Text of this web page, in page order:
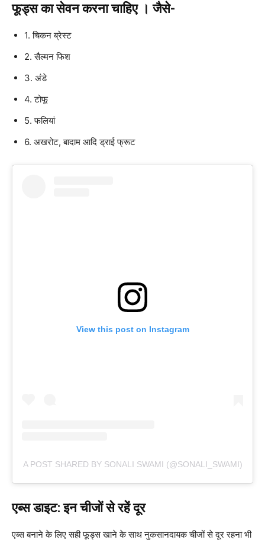
फूड्स का सेवन करना चाहिए । जैसे-
1. चिकन ब्रेस्ट
2. सैल्मन फिश
3. अंडे
4. टोफू
5. फलियां
6. अखरोट, बादाम आदि ड्राई फ्रूट
View this post on Instagram
A POST SHARED BY SONALI SWAMI (@SONALI_SWAMI)
एब्स डाइट: इन चीजों से रहें दूर
एब्स बनाने के लिए सही फूड्स खाने के साथ नुकसानदायक चीजों से दूर रहना भी